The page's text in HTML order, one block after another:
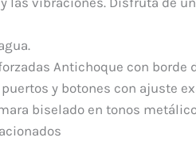
Antichoque con borde
puertos y botones con ajuste
biselado en tonos